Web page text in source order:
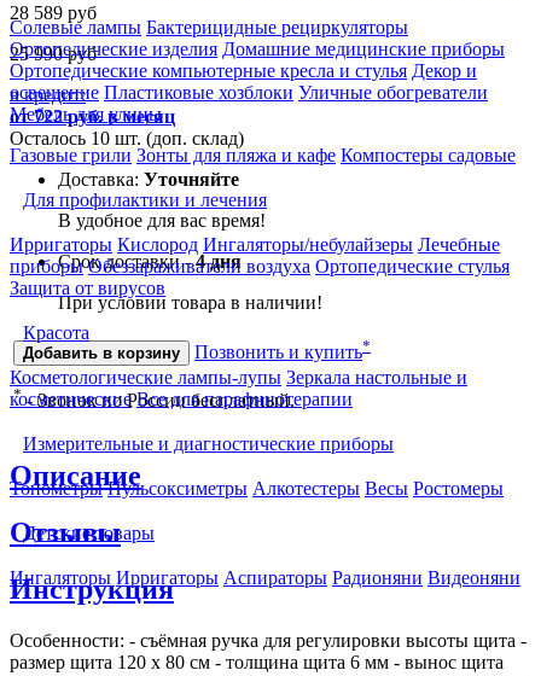
Солевые лампы Бактерицидные рециркуляторы
Ортопедические изделия Домашние медицинские приборы
Ортопедические компьютерные кресла и стулья Декор и
освещение Пластиковые хозблоки Уличные обогреватели
Мебель для улицы
Газовые грили Зонты для пляжа и кафе Компостеры садовые
Для профилактики и лечения
Ирригаторы Кислород Ингаляторы/небулайзеры Лечебные
приборы Обеззараживатели воздуха Ортопедические стулья
Защита от вирусов
Красота
Косметологические лампы-лупы Зеркала настольные и
косметические Все для парафинотерапии
Измерительные и диагностические приборы
Тонометры Пульсоксиметры Алкотестеры Весы Ростомеры
Детские товары
Ингаляторы Ирригаторы Аспираторы Радионяни Видеоняни
28 589 руб
25 990руб
в кредит:
от 722 руб. в месяц
Осталось 10 шт. (доп. склад)
Доставка: Уточняйте
В удобное для вас время!
Срок доставки -4 дня
При условии товара в наличии!
Добавить в корзину Позвонить и купить*
*- Звонок по России бесплатный.
Описание
Отзывы
Инструкция
Особенности: - съёмная ручка для регулировки высоты щита -
размер щита 120 x 80 см - толщина щита 6 мм - вынос щита